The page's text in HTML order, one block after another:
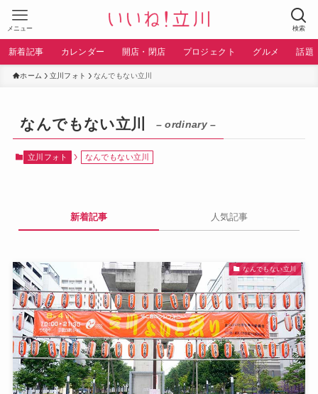
検索
メニュー
新着記事 カレンダー 開店・閉店 プロジェクト グルメ 話題
ホーム 立川フォト なんでもない立川
なんでもない立川 – ordinary –
立川フォト なんでもない立川
新着記事 人気記事
なんでもない立川